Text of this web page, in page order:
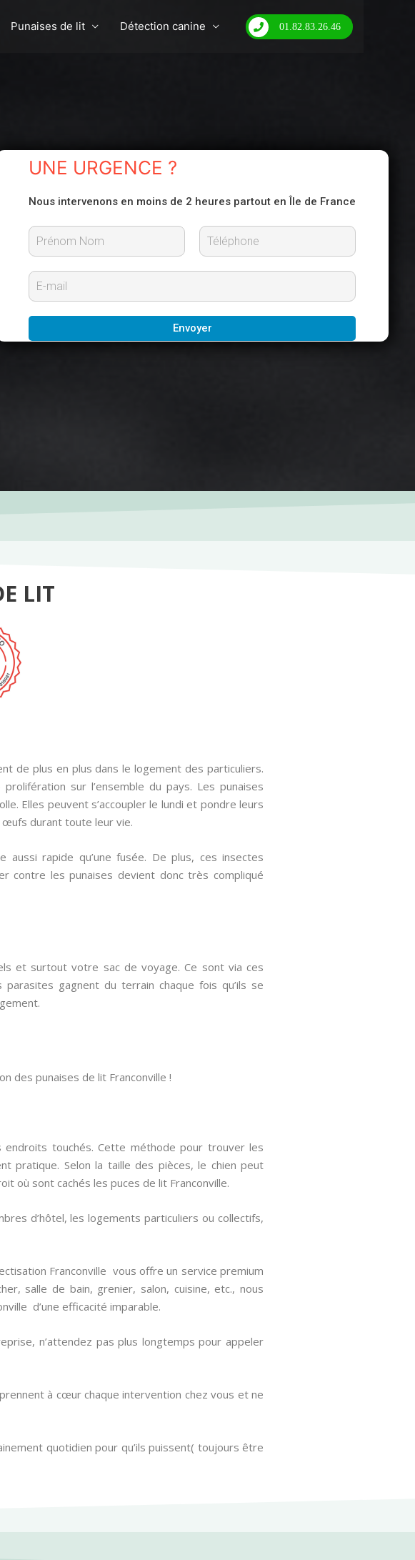
Punaises de lit Détection canine 01.82.83.26.46
UNE URGENCE ?
Nous intervenons en moins de 2 heures partout en Île de France
r
n
m
o
E
m
a
Envoyer
LIT
de plus en plus dans le logement des particuliers.
sur l’ensemble du pays. Les punaises
Elles peuvent s’accoupler le lundi et pondre leurs
durant toute leur vie.
rapide qu’une fusée. De plus, ces insectes
contre les punaises devient donc très compliqué
et surtout votre sac de voyage. Ce sont via ces
gagnent du terrain chaque fois qu’ils se
des punaises de lit Franconville !
touchés. Cette méthode pour trouver les
pratique. Selon la taille des pièces, le chien peut
où sont cachés les puces de lit Franconville.
d’hôtel, les logements particuliers ou collectifs,
Franconville vous offre un service premium
salle de bain, grenier, salon, cuisine, etc., nous
d’une efficacité imparable.
n’attendez pas plus longtemps pour appeler
à cœur chaque intervention chez vous et ne
quotidien pour qu’ils puissent( toujours être